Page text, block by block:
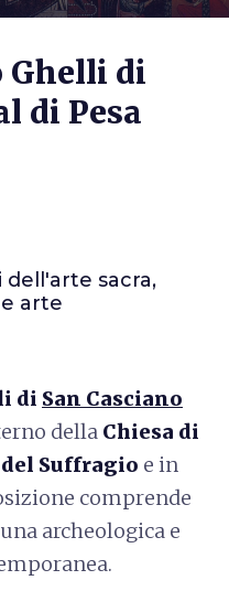
Ghelli di
di Pesa
sacra,
arte
di San Casciano
della Chiesa di
Suffragio e in
comprende
archeologica e